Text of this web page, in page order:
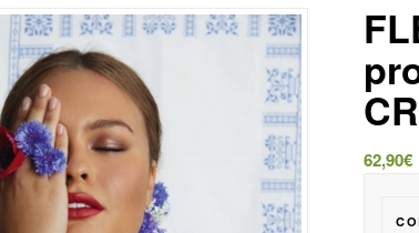
62,90€